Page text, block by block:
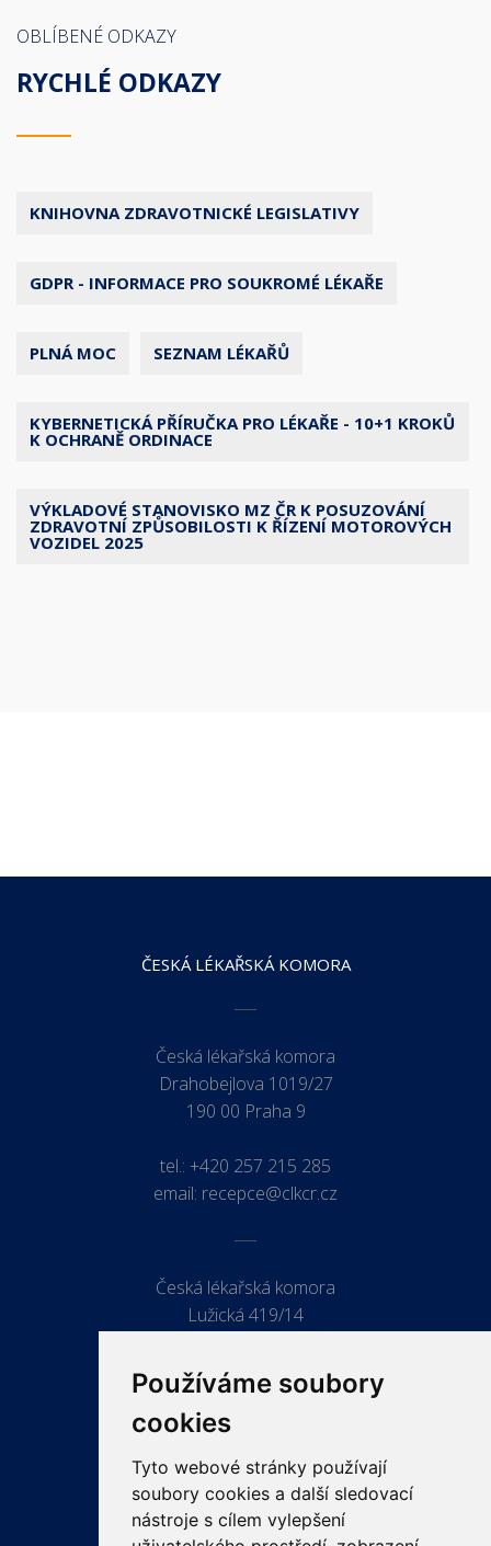
Používáme soubory
cookies
Tyto webové stránky používají
soubory cookies a další sledovací
nástroje s cílem vylepšení
OBLÍBENÉ ODKAZY
RYCHLÉ ODKAZY
KNIHOVNA ZDRAVOTNICKÉ LEGISLATIVY
GDPR - INFORMACE PRO SOUKROMÉ LÉKAŘE
PLNÁ MOC SEZNAM LÉKAŘŮ
KYBERNETICKÁ PŘÍRUČKA PRO LÉKAŘE - 10+1 KROKŮ
K OCHRANĚ ORDINACE
VÝKLADOVÉ STANOVISKO MZ ČR K POSUZOVÁNÍ
ZDRAVOTNÍ ZPŮSOBILOSTI K ŘÍZENÍ MOTOROVÝCH
VOZIDEL 2025
ČESKÁ LÉKAŘSKÁ KOMORA
Česká lékařská komora
Drahobejlova 1019/27
190 00 Praha 9
tel.: +420 257 215 285
email: recepce@clkcr.cz
Česká lékařská komora
Lužická 419/14
ODKAZY
PRO LÉKAŘE